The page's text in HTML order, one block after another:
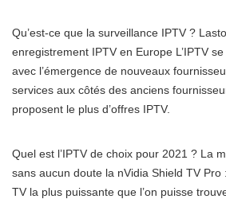
Qu’est-ce que la surveillance IPTV ?
enregistrement IPTV en Europe L’IPTV
avec l’émergence de nouveaux
services aux côtés des anciens
proposent le plus d’offres IPTV.
Quel est l’IPTV de choix pour 2021 ? La
sans aucun doute la nVidia Shield TV Pro
TV la plus puissante que l’on puisse